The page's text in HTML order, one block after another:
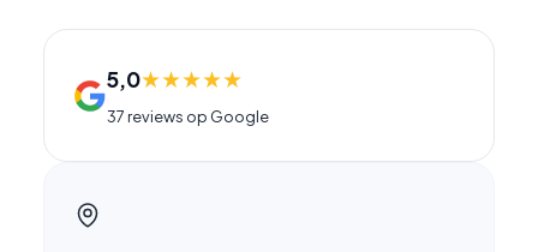
5,0★★★★★
37 reviews op Google